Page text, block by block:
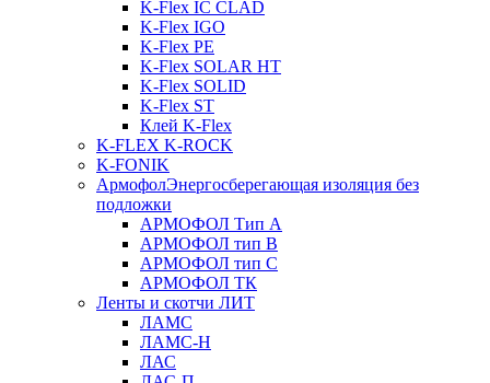
K-Flex IC CLAD
K-Flex IGO
K-Flex PE
K-Flex SOLAR HT
K-Flex SOLID
K-Flex ST
Клей K-Flex
K-FLEX K-ROCK
K-FONIK
АрмофолЭнергосберегающая изоляция без
подложки
АРМОФОЛ Тип А
АРМОФОЛ тип В
АРМОФОЛ тип C
АРМОФОЛ ТК
Ленты и скотчи ЛИТ
ЛАМС
ЛАМС-Н
ЛАС